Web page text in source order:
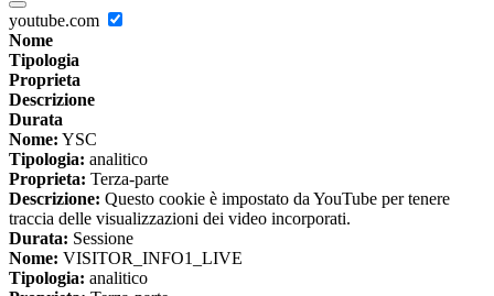
youtube.com
Nome
Tipologia
Proprieta
Descrizione
Durata
Nome: YSC
Tipologia: analitico
Proprieta: Terza-parte
Descrizione: Questo cookie è impostato da YouTube per tenere
traccia delle visualizzazioni dei video incorporati.
Durata: Sessione
Nome: VISITOR_INFO1_LIVE
Tipologia: analitico